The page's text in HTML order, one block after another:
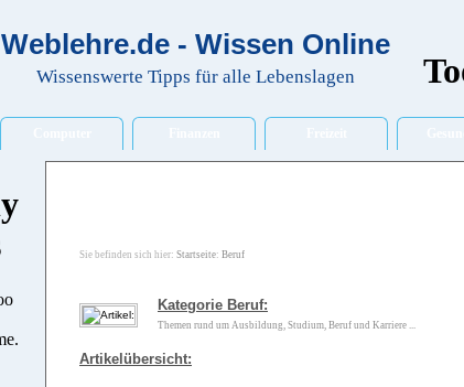
Weblehre.de - Wissen Online
Wissenswerte Tipps für alle Lebenslagen
Sie befinden sich hier: Startseite: Beruf
Kategorie Beruf:
Themen rund um Ausbildung, Studium, Beruf und Karriere ...
Artikelübersicht: